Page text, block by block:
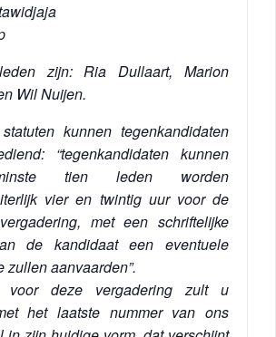
zijn: Ria Dullaart, Marion
Wil Nuijen.
kunnen tegenkandidaten
“tegenkandidaten kunnen
tien leden worden
vier en twintig uur voor de
met een schriftelijke
de kandidaat een eventuele
zullen aanvaarden”.
voor deze vergadering zult u
het laatste nummer van ons